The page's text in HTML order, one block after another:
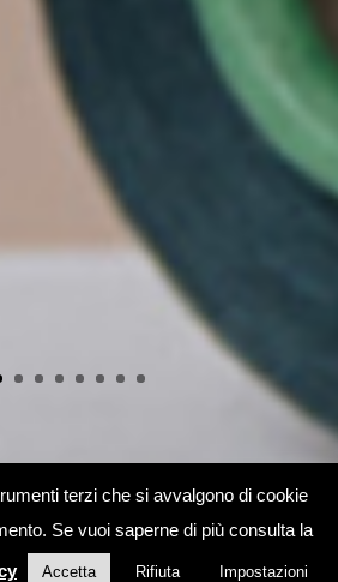
terzi che si avvalgono di cookie
Se vuoi saperne di più consulta la
Accetta Rifiuta Impostazioni